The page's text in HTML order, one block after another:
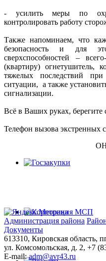
- усилить меры по
контролировать работу
Также напоминаем, что
безопасность и для
сверхспособностей –
(квартиру) огнетушитель,
тяжелых последствий при
ситуации, а также
сигнализации.
Всё в Ваших руках, берегите
Телефон вызова экстренных
Администрация района
Документы
613310, Кировская область,
ул. Комсомольская, д. 2, +7
E-mail:adm@avr43.ru